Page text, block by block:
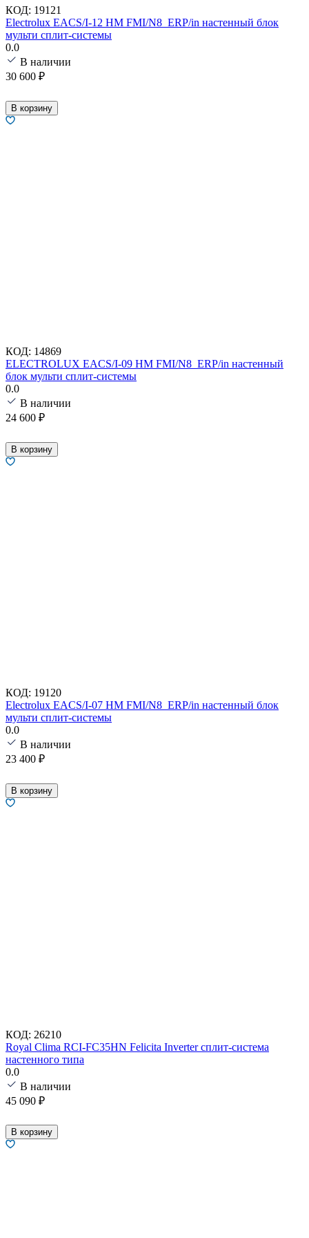
КОД: 19121
Electrolux EACS/I-12 HM FMI/N8_ERP/in настенный блок
мульти сплит-системы
0.0
В наличии
30 600 ₽
В корзину
КОД: 14869
ELECTROLUX EACS/I-09 HM FMI/N8_ERP/in настенный
блок мульти сплит-системы
0.0
В наличии
24 600 ₽
В корзину
КОД: 19120
Electrolux EACS/I-07 HM FMI/N8_ERP/in настенный блок
мульти сплит-системы
0.0
В наличии
23 400 ₽
В корзину
КОД: 26210
Royal Clima RCI-FC35HN Felicita Inverter сплит-система
настенного типа
0.0
В наличии
45 090 ₽
В корзину